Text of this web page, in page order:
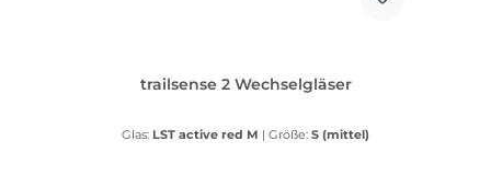
trailsense 2 Wechselgläser
Glas: LST active red M | Größe: S (mittel)